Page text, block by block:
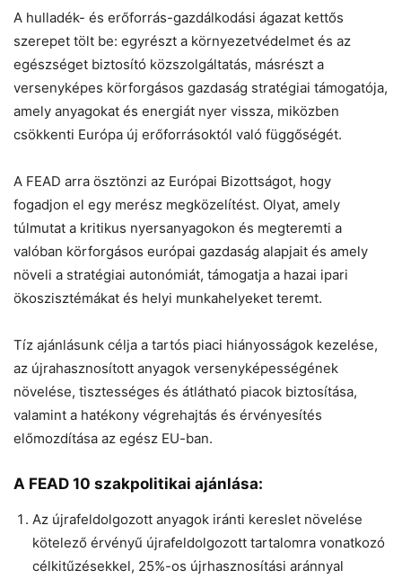
A hulladék- és erőforrás-gazdálkodási ágazat kettős
szerepet tölt be: egyrészt a környezetvédelmet és az
egészséget biztosító közszolgáltatás, másrészt a
versenyképes körforgásos gazdaság stratégiai támogatója,
amely anyagokat és energiát nyer vissza, miközben
csökkenti Európa új erőforrásoktól való függőségét.
A FEAD arra ösztönzi az Európai Bizottságot, hogy
fogadjon el egy merész megközelítést. Olyat, amely
túlmutat a kritikus nyersanyagokon és megteremti a
valóban körforgásos európai gazdaság alapjait és amely
növeli a stratégiai autonómiát, támogatja a hazai ipari
ökoszisztémákat és helyi munkahelyeket teremt.
Tíz ajánlásunk célja a tartós piaci hiányosságok kezelése,
az újrahasznosított anyagok versenyképességének
növelése, tisztességes és átlátható piacok biztosítása,
valamint a hatékony végrehajtás és érvényesítés
előmozdítása az egész EU-ban.
A FEAD 10 szakpolitikai ajánlása:
Az újrafeldolgozott anyagok iránti kereslet növelése
kötelező érvényű újrafeldolgozott tartalomra vonatkozó
célkitűzésekkel, 25%-os újrhasznosítási aránnyal
Chat Mr wAIste
Helló! Miben segíthetek ma?